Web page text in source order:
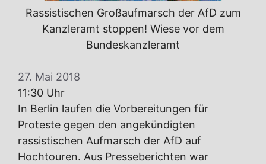
Rassistischen Großaufmarsch der AfD zum
Kanzleramt stoppen! Wiese vor dem
Bundeskanzleramt
27. Mai 2018
11:30 Uhr
In Berlin laufen die Vorbereitungen für
Proteste gegen den angekündigten
rassistischen Aufmarsch der AfD auf
Hochtouren. Aus Presseberichten war